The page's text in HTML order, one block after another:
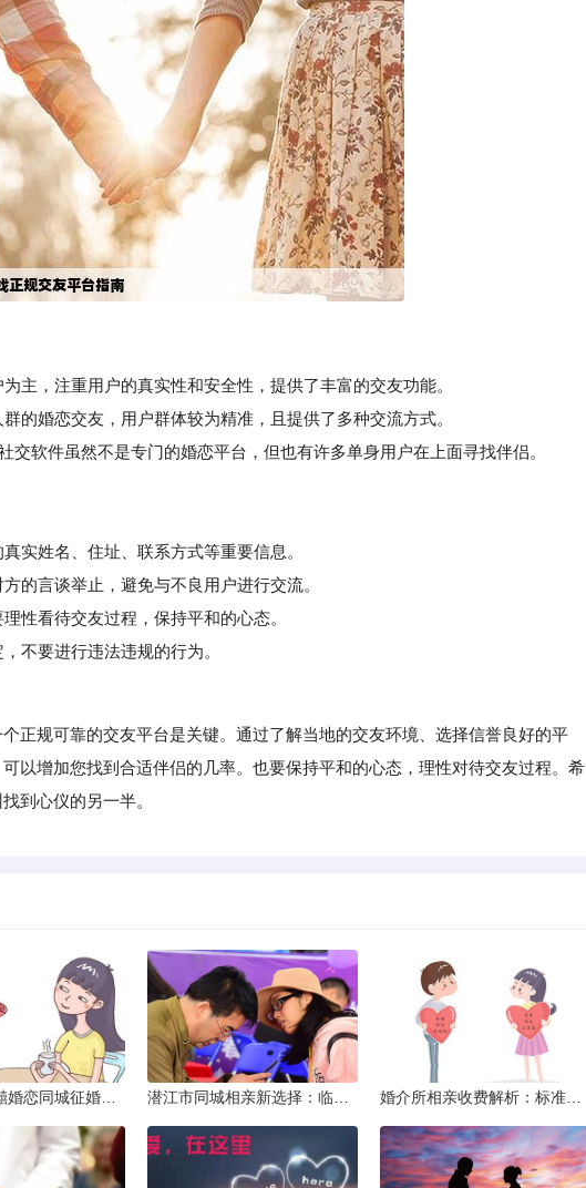
主，注重用户的真实性和安全性，提供了丰富的交友功能。
婚恋交友，用户群体较为精准，且提供了多种交流方式。
软件虽然不是专门的婚恋平台，但也有许多单身用户在上面寻找伴侣。
实姓名、住址、联系方式等重要信息。
言谈举止，避免与不良用户进行交流。
看待交友过程，保持平和的心态。
要进行违法违规的行为。
规可靠的交友平台是关键。通过了解当地的交友环境、选择信誉良好的平
以增加您找到合适伴侣的几率。也要保持平和的心态，理性对待交友过程。希
到心仪的另一半。